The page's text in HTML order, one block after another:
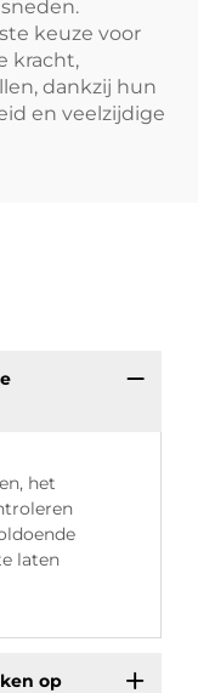
keuze voor
kracht,
dankzij hun
en veelzijdige
het
laten
op